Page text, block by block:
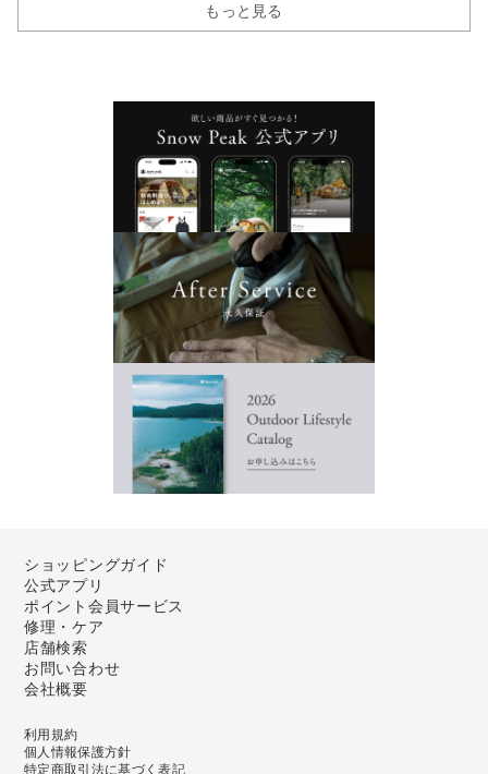
もっと見る
ショッピングガイド
公式アプリ
ポイント会員サービス
修理・ケア
店舗検索
お問い合わせ
会社概要
利用規約
個人情報保護方針
特定商取引法に基づく表記